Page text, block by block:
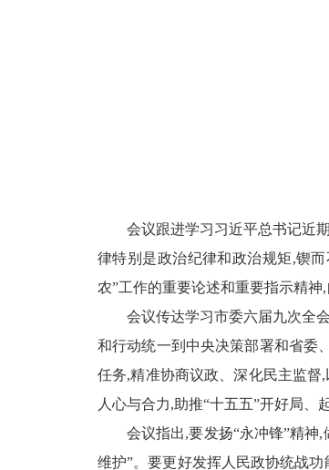
会议跟进学习习近平总书记近
律特别是政治纪律和政治规矩,锲
农”工作的重要论述和重要指示精
会议传达学习市委六届九次全
和行动统一到中央决策部署和省委
任务,精准协商议政、深化民主监
人心与合力,助推“十五五”开好局、
会议指出,要发扬“永冲锋”精神
维护”。要更好发挥人民政协统战